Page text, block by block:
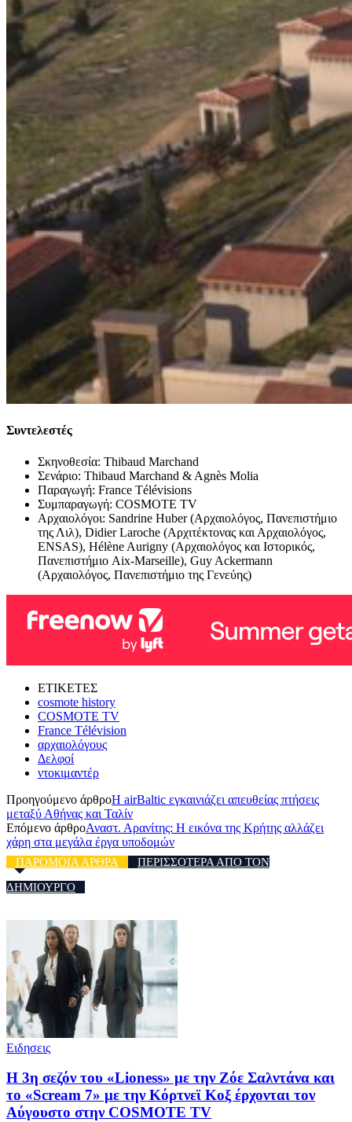
Συντελεστές
Σκηνοθεσία: Thibaud Marchand
Σενάριο: Thibaud Marchand & Agnès Molia
Παραγωγή: France Télévisions
Συμπαραγωγή: COSMOTE TV
Αρχαιολόγοι: Sandrine Huber (Αρχαιολόγος, Πανεπιστήμιο
της Λιλ), Didier Laroche (Αρχιτέκτονας και Αρχαιολόγος,
ENSAS), Hélène Aurigny (Αρχαιολόγος και Ιστορικός,
Πανεπιστήμιο Aix-Marseille), Guy Ackermann
(Αρχαιολόγος, Πανεπιστήμιο της Γενεύης)
ΕΤΙΚΕΤΕΣ
cosmote history
COSMOTE TV
France Télévision
αρχαιολόγους
Δελφοί
ντοκιμαντέρ
Προηγούμενο άρθροΗ airBaltic εγκαινιάζει απευθείας πτήσεις
μεταξύ Αθήνας και Ταλίν
Επόμενο άρθροΑναστ. Αρανίτης: Η εικόνα της Κρήτης αλλάζει
χάρη στα μεγάλα έργα υποδομών
ΠΑΡΟΜΟΙΑ ΑΡΘΡΑ
ΠΕΡΙΣΣΟΤΕΡΑ ΑΠΟ ΤΟΝ
ΔΗΜΙΟΥΡΓΟ
Ειδησεις
Η 3η σεζόν του «Lioness» με την Ζόε Σαλντάνα και
το «Scream 7» με την Κόρτνεϊ Κοξ έρχονται τον
Αύγουστο στην COSMOTE TV